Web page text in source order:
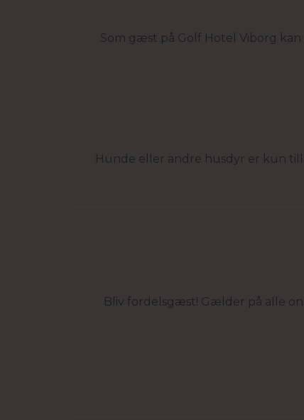
Som gæst på Golf Hotel Viborg
Hunde eller andre husdyr er kun
Bliv fordelsgæst! Gælder på alle